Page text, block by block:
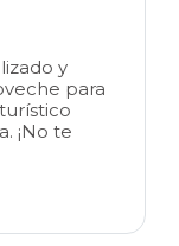
y
para
¡No te